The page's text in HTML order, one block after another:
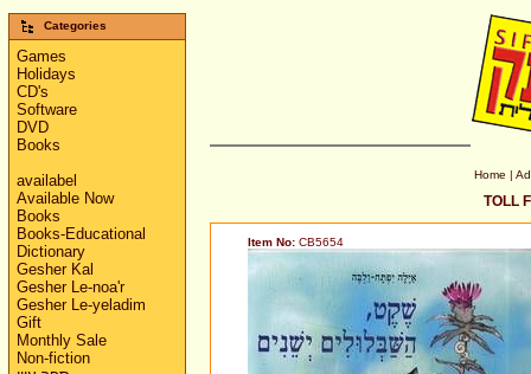
Categories
Games
Holidays
CD's
Software
DVD
Books
availabel
Available Now
Books
Books-Educational
Dictionary
Gesher Kal
Gesher Le-noa'r
Gesher Le-yeladim
Gift
Monthly Sale
Non-fiction
Home |
TOLL
Item No: CB5654